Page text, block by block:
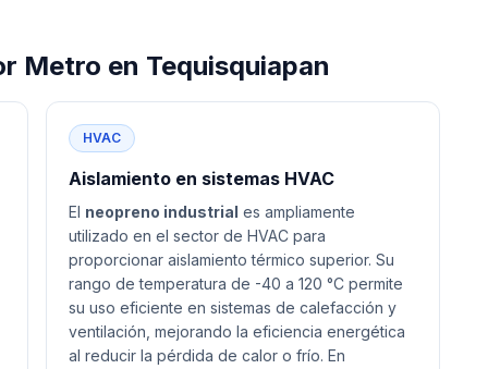
Metro en Tequisquiapan
HVAC
Aislamiento en sistemas HVAC
El neopreno industrial es ampliamente
utilizado en el sector de HVAC para
proporcionar aislamiento térmico superior. Su
rango de temperatura de -40 a 120 °C permite
su uso eficiente en sistemas de calefacción y
ventilación, mejorando la eficiencia energética
al reducir la pérdida de calor o frío. En